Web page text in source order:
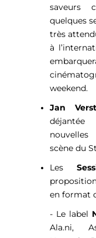
saveurs
quelques
très
à
weekend.
Jan
déjantée
scène du
Les
en format
- Le label
Ala.ni,